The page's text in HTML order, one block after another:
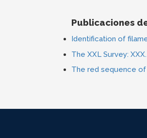
Publicaciones
Identification of
The XXL Survey:
The red sequence